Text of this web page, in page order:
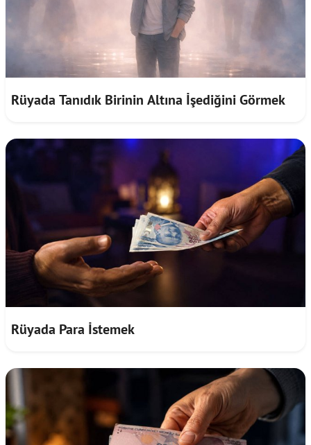
Rüyada Tanıdık Birinin Altına İşediğini Görmek
Rüyada Para İstemek